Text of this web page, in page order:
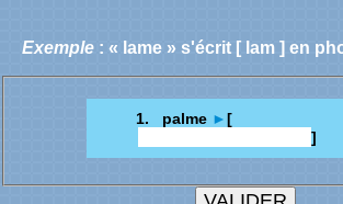
Exemple : « lame » s'écrit [ lam ] en
1. palme ►[
]